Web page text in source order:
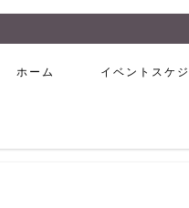
ホーム イベントスケ